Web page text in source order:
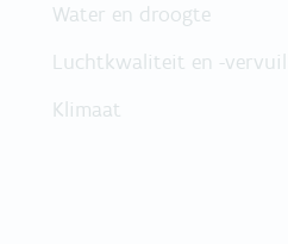
Water en droogte
Luchtkwaliteit en -
Klimaat